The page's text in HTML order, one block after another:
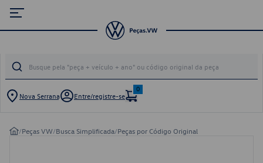
Nova Serrana Entre/registre-se
0
/Peças VW/Busca Simplificada/Peças por Código Original